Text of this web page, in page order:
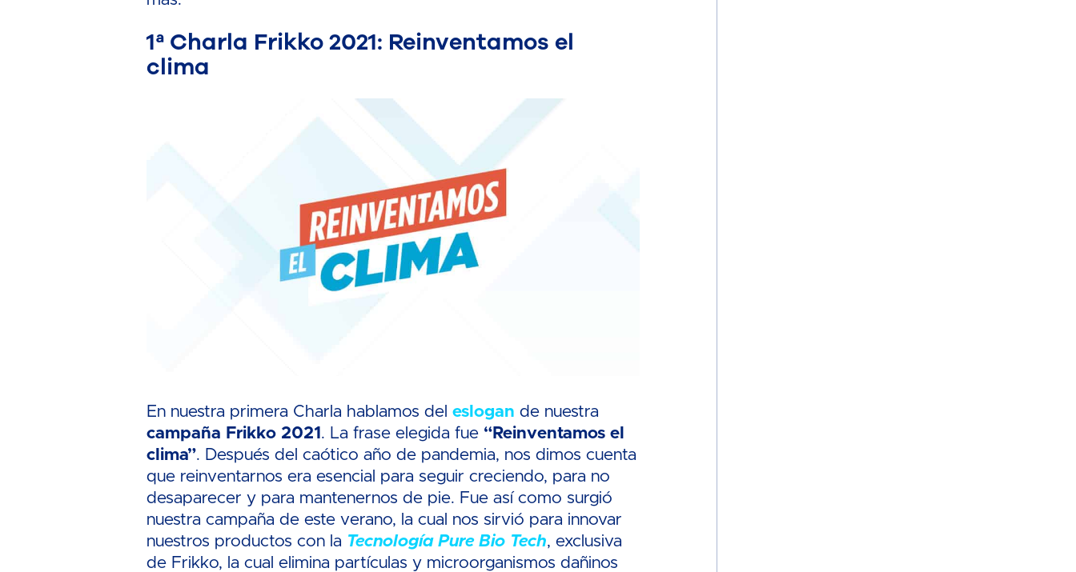
1ª Charla Frikko 2021: Reinventamos el
clima
En nuestra primera Charla hablamos deleslogan de nuestra
campaña Frikko 2021 . La frase elegida fue “Reinventamos el
clima”. Después del caótico año de pandemia, nos dimos cuenta
que reinventarnos era esencial para seguir creciendo, para no
desaparecer y para mantenernos de pie. Fue así como surgió
nuestra campaña de este verano, la cual nos sirvió para innovar
nuestros productos con la Tecnología Pure Bio Tech, exclusiva
de Frikko, la cual elimina partículas y microorganismos dañinos